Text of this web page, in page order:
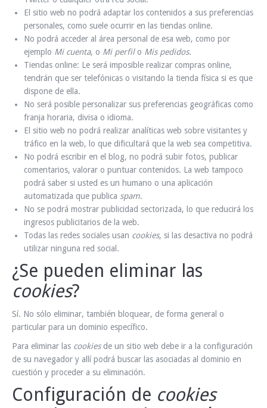
El sitio web no podrá adaptar los contenidos a sus preferencias
personales, como suele ocurrir en las tiendas online.
No podrá acceder al área personal de esa web, como por
ejemplo Mi cuenta, o Mi perfilo Mis pedidos.
Tiendas online: Le será imposible realizar compras online,
tendrán que ser telefónicas o visitando la tienda física si es que
dispone de ella.
No será posible personalizar sus preferencias geográficas como
franja horaria, divisa o idioma.
El sitio web no podrá realizar analíticas web sobre visitantes y
tráfico en la web, lo que dificultará que la web sea competitiva.
No podrá escribir en el blog, no podrá subir fotos, publicar
comentarios, valorar o puntuar contenidos. La web tampoco
podrá saber si usted es un humano o una aplicación
automatizada que publica spam.
No se podrá mostrar publicidad sectorizada, lo que reducirá los
ingresos publicitarios de la web.
Todas las redes sociales usan cookies, si las desactiva no podrá
utilizar ninguna red social.
¿Se pueden eliminar las
cookies?
Sí. No sólo eliminar, también bloquear, de forma general o
particular para un dominio específico.
Para eliminar las cookiesde un sitio web debe ir a la configuración
de su navegador y allí podrá buscar las asociadas al dominio en
cuestión y proceder a su eliminación.
Configuración de cookies